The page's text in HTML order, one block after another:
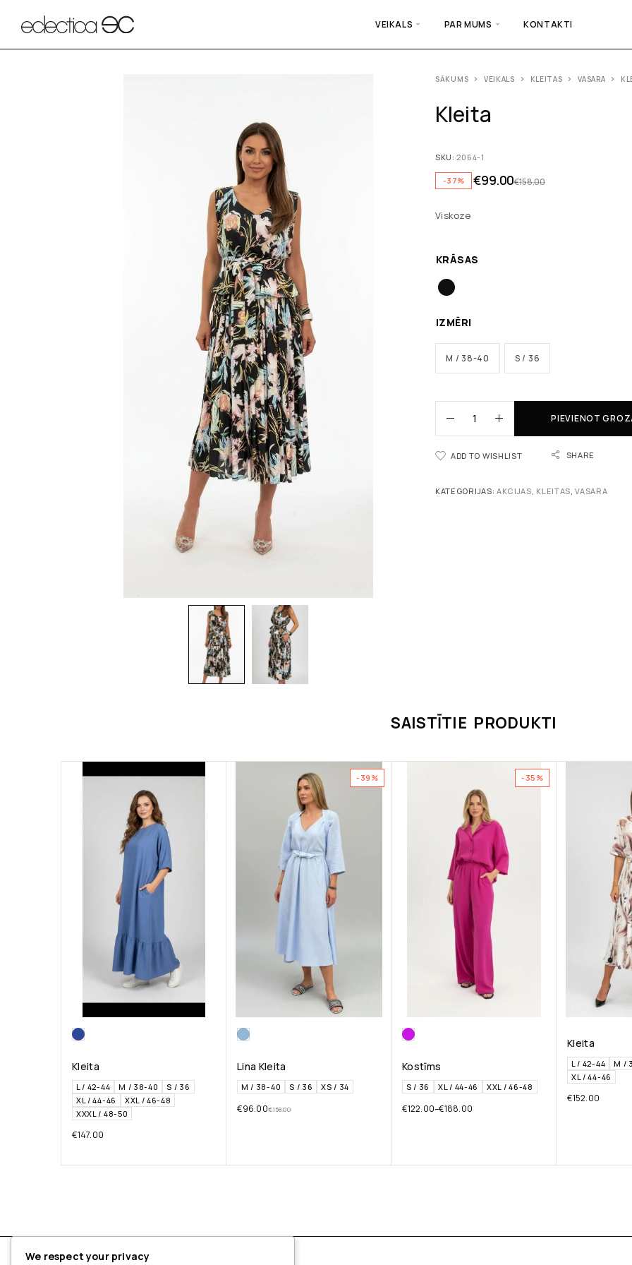
VEIKALS PAR MUMS KONTAKTI
SĀKUMS VEIKALS KLEITAS VASARA
Kleita
SKU:2064-1
-37% €158.00
€99.00
Viskoze
KRĀSAS
IZMĒRI
M / 38-40 S / 36
PIEVIENOT
ADD TO WISHLIST SHARE
KATEGORIJAS: AKCIJAS KLEITAS ,VASARA
SAISTĪTIE PRODUKTI
Kleita
L / 42-44 M / 38-40
S / 36
XL / 44-46
XXL / 46-48
XXXL / 48-50
€147.00
-39%
Lina Kleita
M / 38-40 S / 36 XS / 34
€158.00
€96.00
-35%
Kostīms
S / 36 XL / 44-46 XXL / 46-48
€122.00–€188.00
Kleita
L / 42-44
M /
XL / 44-46
€152.00
We respect your privacy